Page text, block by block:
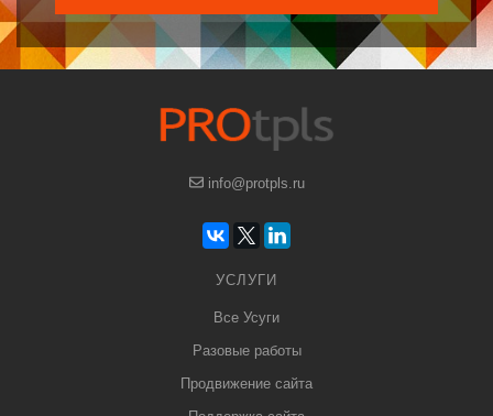
info@protpls.ru
УСЛУГИ
Все Усуги
Разовые работы
Продвижение сайта